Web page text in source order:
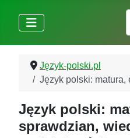
Język-polski.pl
Język polski: matura,
Język polski:
sprawdzian,